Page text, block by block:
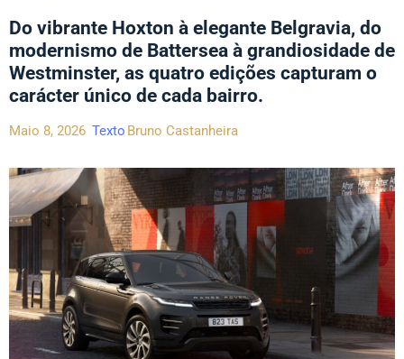
Do vibrante Hoxton à elegante Belgravia, do
modernismo de Battersea à grandiosidade de
Westminster, as quatro edições capturam o
carácter único de cada bairro.
Maio 8, 2026 Texto Bruno Castanheira